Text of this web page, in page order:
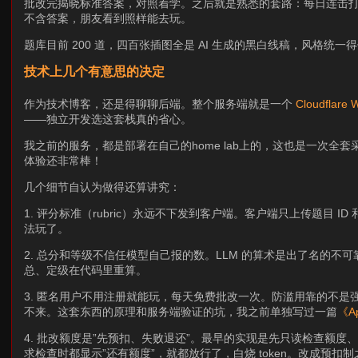
批改完揭晓标准答案，对照着学。之后就是熟悉的套路：每日连
不含答案，朋友看到照样能去玩。
题库目前 200 道，四百张插图全是 AI 生成的黑白线稿，风格统一
技术上几个有意思的决定
作为技术博客，还是得聊聊后端。整个服务端就是一个Cloudflare
——独立开发选这套栈真的省心。
我之前的服务，都是部署在自己的home lab上的，这也是一次全
体验还非常棒！
几个细节自认为做得还算讲究：
1. 评分标准（rubric）永远不下发到客户端。客户端只上传题目
法玩了。
2. 总分和等级不信任模型自己报的数。LLM 的算术是出了名的不
总、定级在代码里重算。
3. 匿名用户不用注册就能玩，每天免费批改一次。防滥用靠的不
不来。这套东西的原理和服务端验证的坑，我之前单独写过一篇 《
4. 批改额度是”先预扣、失败退还”。最早的实现是先只读检查额
求检查时都显示”还有额度”，就都放行了，白烧 token。改成预扣